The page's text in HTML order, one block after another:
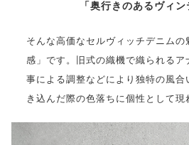
「奥行きのあるヴィン
そんな高価なセルヴィッチデニム
感」です。旧式の織機で織られるア
事による調整などにより独特の風合
き込んだ際の色落ちに個性として現